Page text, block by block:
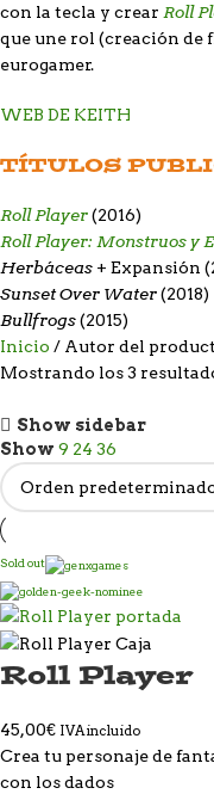
con la tecla y crear Roll
que une rol (creación de
eurogamer.
WEB DE KEITH
TÍTULOS
Roll Player(2016)
Roll Player: Monstruos y
Herbáceas + Expansión
Sunset Over Water(2018)
Bullfrogs(2015)
Inicio
Autor del
Mostrando los 3
Show sidebar
Show 9 24 36
Sold out
Roll Player
45,00€ IVA incluido
Crea tu personaje de
con los dados